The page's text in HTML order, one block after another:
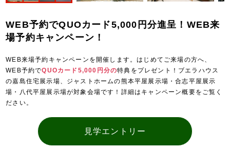
WEB予約でQUOカード5,000円分進呈！WEB来
場予約キャンペーン！
WEB来場予約キャンペーンを開催します。はじめてご来場の方へ、
WEB予約でQUOカード5,000円分の特典をプレゼント！ブエラハウス
の嘉島住宅展示場、ジャストホームの熊本平屋展示場・合志平屋展示
場・八代平屋展示場が対象会場です！詳細はキャンペーン概要をご覧く
ださい。
見学エントリー